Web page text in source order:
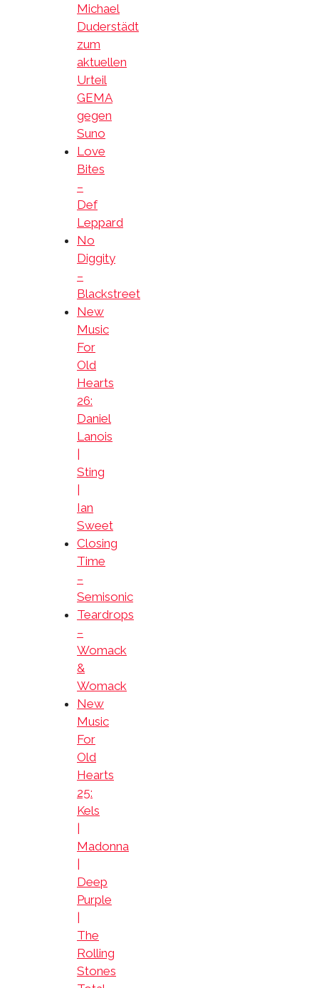
Michael
Duderstädt
zum
aktuellen
Urteil
GEMA
gegen
Suno
Love
Bites
–
Def
Leppard
No
Diggity
–
Blackstreet
New
Music
For
Old
Hearts
26:
Daniel
Lanois
|
Sting
|
Ian
Sweet
Closing
Time
–
Semisonic
Teardrops
–
Womack
&
Womack
New
Music
For
Old
Hearts
25:
Kels
|
Madonna
|
Deep
Purple
|
The
Rolling
Stones